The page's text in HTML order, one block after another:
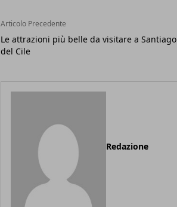
Articolo Precedente
Le attrazioni più belle da visitare a Santiago
del Cile
Redazione